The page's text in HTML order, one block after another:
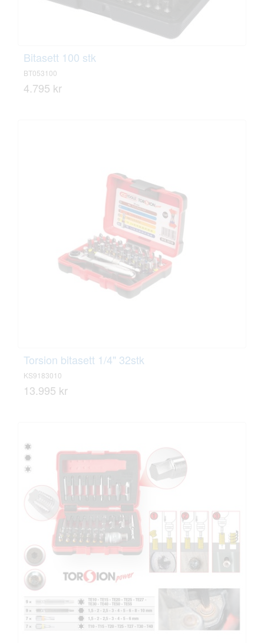
Bitasett 100 stk
BT053100
4.795 kr
Torsion bitasett 1/4" 32stk
KS9183010
13.995 kr